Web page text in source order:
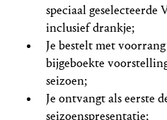
speciaal
inclusief drankje;
Je bestelt met
bijgeboekte
seizoen;
Je ontvangt als eerste
seizoenspresentatie;